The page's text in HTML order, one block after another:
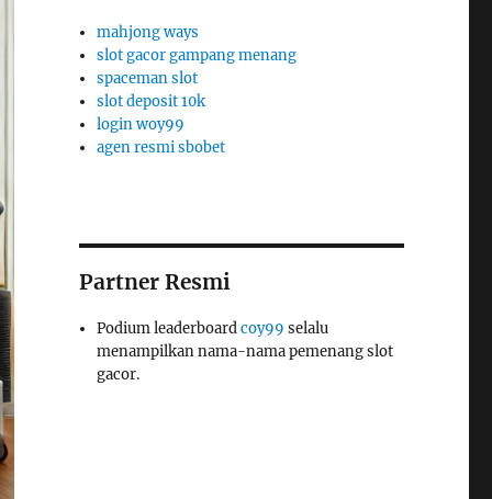
mahjong ways
slot gacor gampang menang
spaceman slot
slot deposit 10k
login woy99
agen resmi sbobet
Partner Resmi
Podium leaderboardcoy99 selalu
menampilkan nama-nama pemenang slot
gacor.